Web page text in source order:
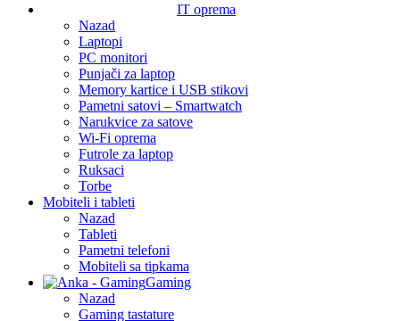
IT oprema
Nazad
Laptopi
PC monitori
Punjači za laptop
Memory kartice i USB stikovi
Pametni satovi – Smartwatch
Narukvice za satove
Wi-Fi oprema
Futrole za laptop
Ruksaci
Torbe
Mobiteli i tableti
Nazad
Tableti
Pametni telefoni
Mobiteli sa tipkama
Gaming
Nazad
Gaming tastature